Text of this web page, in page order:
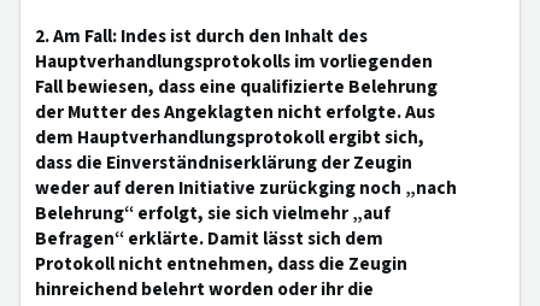
2. Am Fall: Indes ist durch den Inhalt des
Hauptverhandlungsprotokolls im vorliegenden
Fall bewiesen, dass eine qualifizierte Belehrung
der Mutter des Angeklagten nicht erfolgte. Aus
dem Hauptverhandlungsprotokoll ergibt sich,
dass die Einverständniserklärung der Zeugin
weder auf deren Initiative zurückging noch „nach
Belehrung“ erfolgt, sie sich vielmehr „auf
Befragen“ erklärte. Damit lässt sich dem
Protokoll nicht entnehmen, dass die Zeugin
hinreichend belehrt worden oder ihr die